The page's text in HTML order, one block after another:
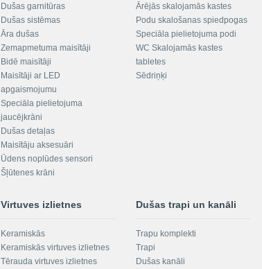
Dušas garnitūras
Dušas sistēmas
Āra dušas
Zemapmetuma maisītāji
Bidē maisītāji
Maisītāji ar LED
apgaismojumu
Speciāla pielietojuma
jaucējkrāni
Dušas detaļas
Maisītāju aksesuāri
Ūdens noplūdes sensori
Šļūtenes krāni
Ārējās skalojamās kastes
Podu skalošanas spiedpogas
Speciāla pielietojuma podi
WC Skalojamās kastes
tabletes
Sēdriņķi
Virtuves izlietnes
Keramiskās
Keramiskās virtuves izlietnes
Tērauda virtuves izlietnes
Dušas trapi un kanāli
Trapu komplekti
Trapi
Dušas kanāli